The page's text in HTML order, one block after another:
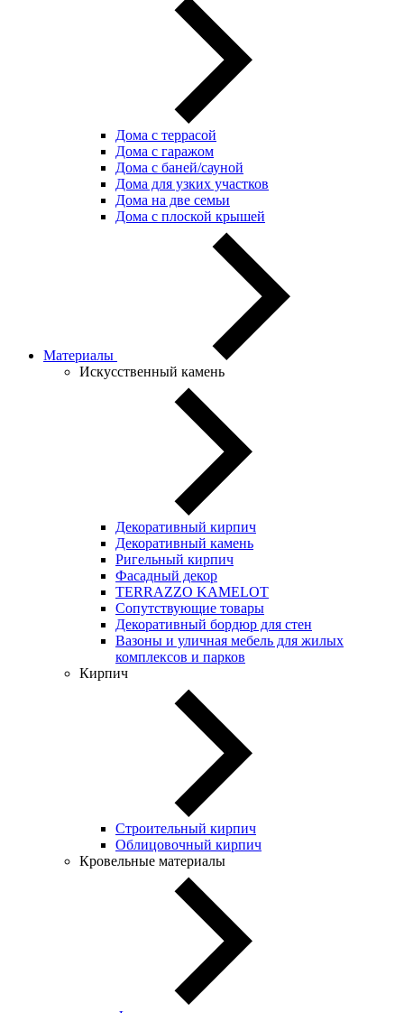
Дома с террасой
Дома с гаражом
Дома с баней/сауной
Дома для узких участков
Дома на две семьи
Дома с плоской крышей
Материалы
Искусственный камень
Декоративный кирпич
Декоративный камень
Ригельный кирпич
Фасадный декор
TERRAZZO KAMELOT
Сопутствующие товары
Декоративный бордюр для стен
Вазоны и уличная мебель для жилых
комплексов и парков
Кирпич
Строительный кирпич
Облицовочный кирпич
Кровельные материалы